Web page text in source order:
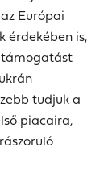
Európai
érdekében is,
tudjuk a
piacaira,